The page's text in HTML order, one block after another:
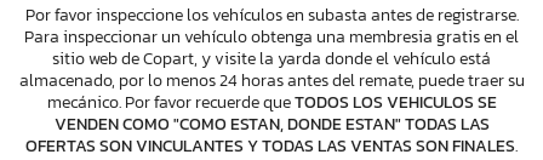
Por favor inspeccione los vehículos en subasta antes de registrarse.
Para inspeccionar un vehículo obtenga una membresia gratis en el
sitio web de Copart, y visite la yarda donde el vehículo está
almacenado, por lo menos 24 horas antes del remate, puede traer su
mecánico. Por favor recuerde queTODOS LOS VEHICULOS SE
VENDEN COMO "COMO ESTAN, DONDE ESTAN" TODAS LAS
OFERTAS SON VINCULANTES Y TODAS LAS VENTAS SON FINALES.